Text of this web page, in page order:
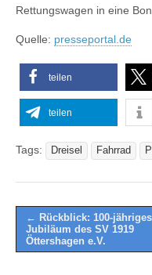
Rettungswagen in eine
Quelle: presseportal.de
teilen
teilen
Tags: Dreisel Fahrrad
Post
navigation
← Rückblick: 100-jähriges
Jubiläum des SV 1919
Öttershagen e.V.